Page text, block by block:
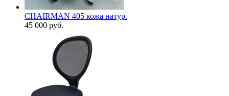
CHAIRMAN 405 кожа натур.
45 000 руб.